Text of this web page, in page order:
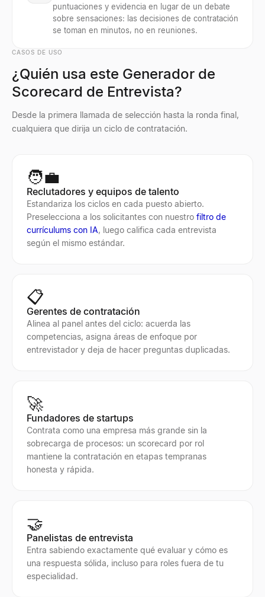
puntuaciones y evidencia en lugar de un debate
sobre sensaciones: las decisiones de contratación
se toman en minutos, no en reuniones.
CASOS DE USO
¿Quién usa este Generador de
Scorecard de Entrevista?
Desde la primera llamada de selección hasta la ronda final,
cualquiera que dirija un ciclo de contratación.
🧑‍💼
Reclutadores y equipos de talento
Estandariza los ciclos en cada puesto abierto.
Preselecciona a los solicitantes con nuestro filtro de
currículums con IA, luego califica cada entrevista
según el mismo estándar.
📋
Gerentes de contratación
Alinea al panel antes del ciclo: acuerda las
competencias, asigna áreas de enfoque por
entrevistador y deja de hacer preguntas duplicadas.
🚀
Fundadores de startups
Contrata como una empresa más grande sin la
sobrecarga de procesos: un scorecard por rol
mantiene la contratación en etapas tempranas
honesta y rápida.
🤝
Panelistas de entrevista
Entra sabiendo exactamente qué evaluar y cómo es
una respuesta sólida, incluso para roles fuera de tu
especialidad.